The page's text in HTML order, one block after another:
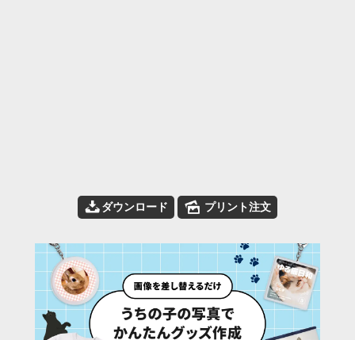
📥ダウンロード 🌄 プリント注文